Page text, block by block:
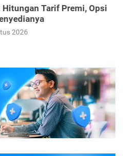
Tarif Premi, Opsi
2026